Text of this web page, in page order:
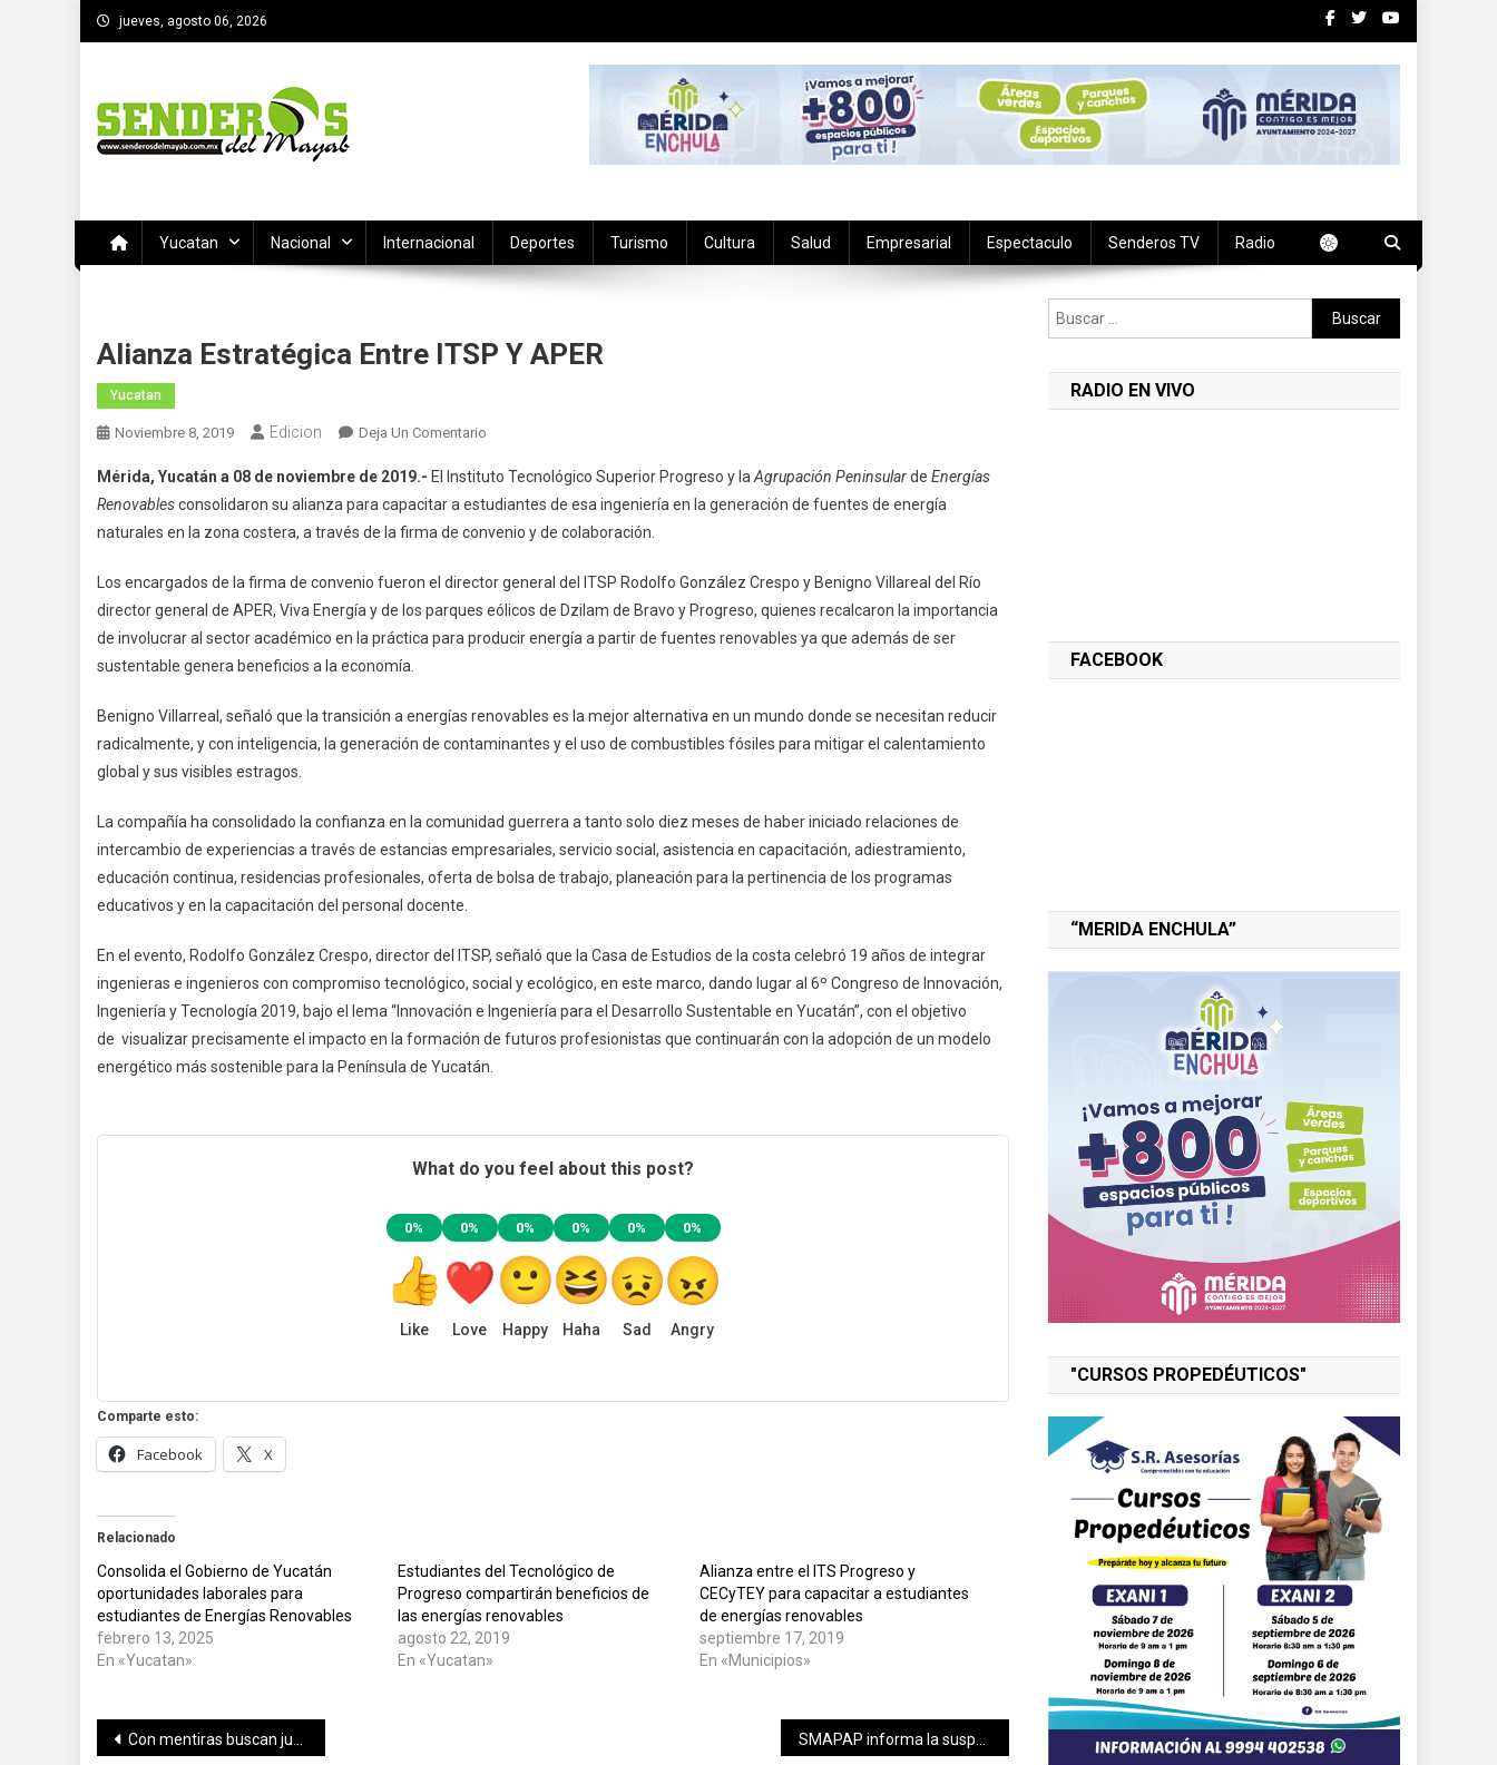
Saltar
al
jueves, agosto 06, 2026
Yucatan Nacional Internacional Deportes Turismo Cultura Salud Empresarial Espectaculo Senderos TV Radio
Alianza Estratégica Entre ITSP Y APER
Yucatan
Noviembre 8, 2019 Edicion Deja Un Comentario
Estratégica
Entre
ITSP
APER
Mérida, Yucatán a 08 de noviembre de 2019.- El Instituto Tecnológico Superior Progreso y la Agrupación Peninsularde Energías
Renovablesconsolidaron su alianza para capacitar a estudiantes de esa ingeniería en la generación de fuentes de energía
naturales en la zona costera, a través de la firma de convenio y de colaboración.
Los encargados de la firma de convenio fueron el director general del ITSP Rodolfo González Crespo y Benigno Villareal del Río
director general de APER, Viva Energía y de los parques eólicos de Dzilam de Bravo y Progreso, quienes recalcaron la importancia
de involucrar al sector académico en la práctica para producir energía a partir de fuentes renovables ya que además de ser
sustentable genera beneficios a la economía.
Benigno Villarreal, señaló que la transición a energías renovables es la mejor alternativa en un mundo donde se necesitan reducir
radicalmente, y con inteligencia, la generación de contaminantes y el uso de combustibles fósiles para mitigar el calentamiento
global y sus visibles estragos.
La compañía ha consolidado la confianza en la comunidad guerrera a tanto solo diez meses de haber iniciado relaciones de
intercambio de experiencias a través de estancias empresariales, servicio social, asistencia en capacitación, adiestramiento,
educación continua, residencias profesionales, oferta de bolsa de trabajo, planeación para la pertinencia de los programas
educativos y en la capacitación del personal docente.
En el evento, Rodolfo González Crespo, director del ITSP, señaló que la Casa de Estudios de la costa celebró 19 años de integrar
ingenieras e ingenieros con compromiso tecnológico, social y ecológico, en este marco, dando lugar al 6º Congreso de Innovación,
Ingeniería y Tecnología 2019, bajo el lema “Innovación e Ingeniería para el Desarrollo Sustentable en Yucatán”, con el objetivo
de visualizar precisamente el impacto en la formación de futuros profesionistas que continuarán con la adopción de un modelo
energético más sostenible para la Península de Yucatán.
What do you feel about this post?
0%
Like
0%
Love
0%
Happy
0%
Haha
0%
Sad
0%
Angry
Comparte esto:
Facebook X
Relacionado
Consolida el Gobierno de Yucatán
oportunidades laborales para
estudiantes de Energías Renovables
febrero 13, 2025
En «Yucatan»
Estudiantes del Tecnológico de
Progreso compartirán beneficios de
las energías renovables
agosto 22, 2019
En «Yucatan»
Alianza entre el ITS Progreso y
CECyTEY para capacitar a estudiantes
de energías renovables
septiembre 17, 2019
En «Municipios»
Navegación
Con mentiras buscan justificar su ineficiencia y su oposición a la 4T
Buscar:
RADIO EN VIVO
FACEBOOK
“MERIDA ENCHULA”
"CURSOS PROPEDÉUTICOS"